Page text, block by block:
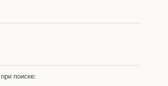
поиске: